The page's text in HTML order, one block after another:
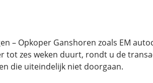
– Opkoper Ganshoren zoals EM
zes weken duurt, rondt u de
die uiteindelijk niet doorgaan.